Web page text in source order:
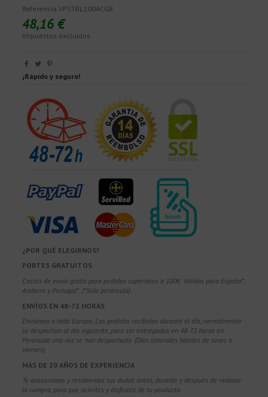
Referencia VPSTRL100ACGB
48,16 €
Impuestos excluidos
¡Rápido y seguro!
¿POR QUÉ ELEGIRNOS?
PORTES GRATUITOS
Costes de envío gratis para pedidos superiores a 100€. Válidos para España*,
Andorra y Portugal*. (*Solo península)
ENVÍOS EN 48-72 HORAS
Enviamos a toda Europa. Los pedidos recibidos durante el día, normalmente
se despachan al día siguiente, para ser entregados en 48-72 horas en
Península una vez se han despachado. (Días laborales hábiles de lunes a
viernes)
MÁS DE 20 AÑOS DE EXPERIENCIA
Te asesoramos y resolvemos tus dudas antes, durante y después de realizar
la compra, para que aciertes y disfrutes de tu producto.